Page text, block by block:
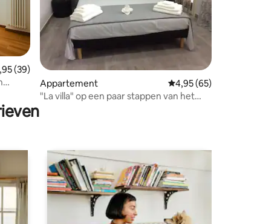
beoordeling van 4,95 uit 5, 39 recensies
(39)
Appartement Gemiddelde
4,95 (65)
"La villa" op een paar stappen van het